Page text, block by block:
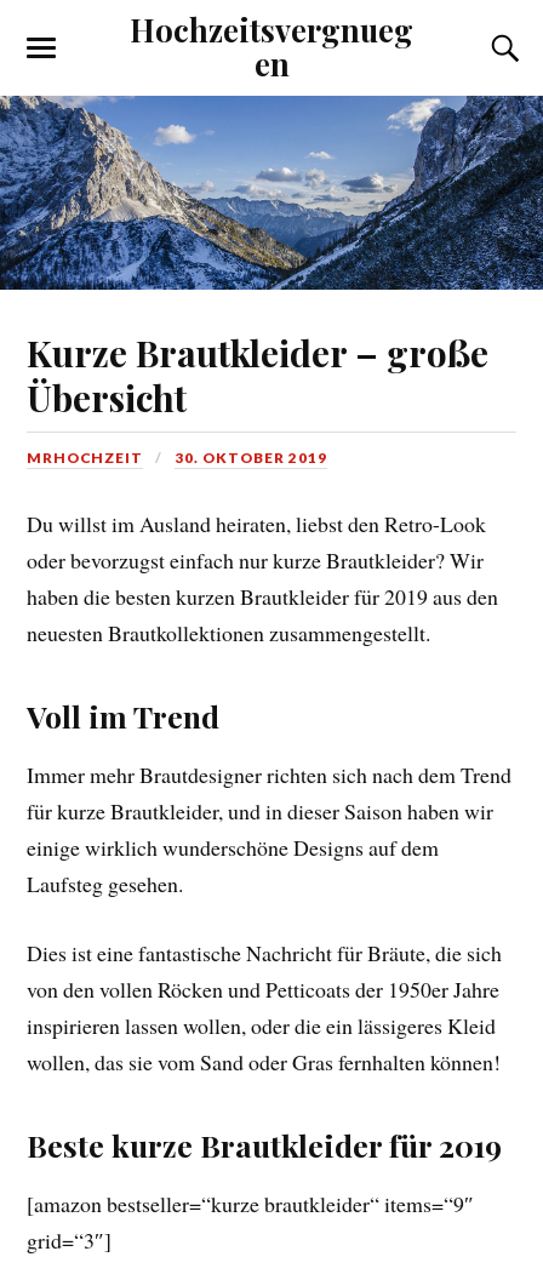
Hochzeitsvergnueg
en
Kurze Brautkleider – große
Übersicht
MRHOCHZEIT 30. OKTOBER 2019
Du willst im Ausland heiraten, liebst den Retro-Look
oder bevorzugst einfach nur kurze Brautkleider? Wir
haben die besten kurzen Brautkleider für 2019 aus den
neuesten Brautkollektionen zusammengestellt.
Voll im Trend
Immer mehr Brautdesigner richten sich nach dem Trend
für kurze Brautkleider, und in dieser Saison haben wir
einige wirklich wunderschöne Designs auf dem
Laufsteg gesehen.
Dies ist eine fantastische Nachricht für Bräute, die sich
von den vollen Röcken und Petticoats der 1950er Jahre
inspirieren lassen wollen, oder die ein lässigeres Kleid
wollen, das sie vom Sand oder Gras fernhalten können!
Beste kurze Brautkleider für 2019
[amazon bestseller=“kurze brautkleider“ items=“9″
grid=“3″]